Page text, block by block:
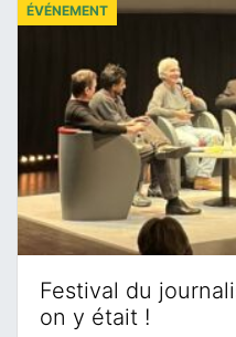
Festival du
on y était !
ÉVÉNEMENT